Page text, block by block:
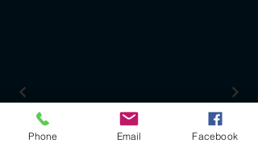
Phone Email Facebook